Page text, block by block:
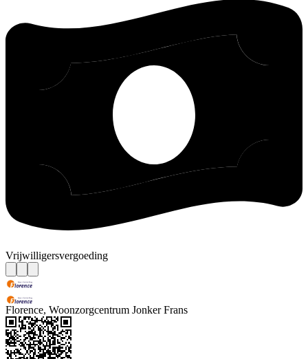
Vrijwilligersvergoeding
Florence, Woonzorgcentrum Jonker Frans